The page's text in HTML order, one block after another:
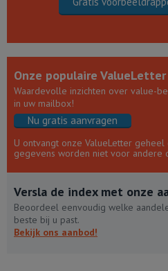
Onze populaire
Waardevolle inzichten over value-
in uw mailbox!
Nu gratis aanvragen
U ontvangt onze ValueLetter
gegevens worden niet voor andere
Versla de index met onze
Beoordeel eenvoudig welke
beste bij u past.
Bekijk ons aanbod!